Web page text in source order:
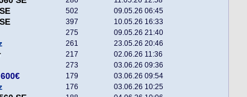
502 09.05.26 06:45
397 10.05.26 16:33
275 09.05.26 21:40
261 23.05.26 20:46
217 02.06.26 11:36
273 03.06.26 09:36
179 03.06.26 09:54
176 03.06.26 10:25